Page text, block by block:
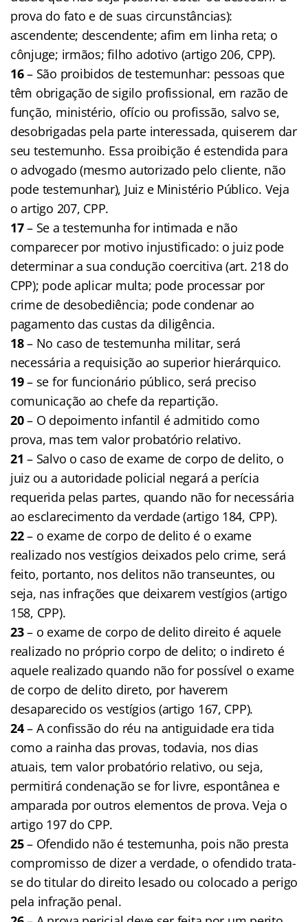
prova do fato e de suas circunstâncias):
ascendente; descendente; afim em linha reta; o
cônjuge; irmãos; filho adotivo (artigo 206, CPP).
16– São proibidos de testemunhar: pessoas que
têm obrigação de sigilo profissional, em razão de
função, ministério, ofício ou profissão, salvo se,
desobrigadas pela parte interessada, quiserem dar
seu testemunho. Essa proibição é estendida para
o advogado (mesmo autorizado pelo cliente, não
pode testemunhar), Juiz e Ministério Público. Veja
o artigo 207, CPP.
17– Se a testemunha for intimada e não
comparecer por motivo injustificado: o juiz pode
determinar a sua condução coercitiva (art. 218 do
CPP); pode aplicar multa; pode processar por
crime de desobediência; pode condenar ao
pagamento das custas da diligência.
18– No caso de testemunha militar, será
necessária a requisição ao superior hierárquico.
19– se for funcionário público, será preciso
comunicação ao chefe da repartição.
20– O depoimento infantil é admitido como
prova, mas tem valor probatório relativo.
21 – Salvo o caso de exame de corpo de delito, o
juiz ou a autoridade policial negará a perícia
requerida pelas partes, quando não for necessária
ao esclarecimento da verdade (artigo 184, CPP).
22– o exame de corpo de delito é o exame
realizado nos vestígios deixados pelo crime, será
feito, portanto, nos delitos não transeuntes, ou
seja, nas infrações que deixarem vestígios (artigo
158, CPP).
23– o exame de corpo de delito direito é aquele
realizado no próprio corpo de delito; o indireto é
aquele realizado quando não for possível o exame
de corpo de delito direto, por haverem
desaparecido os vestígios (artigo 167, CPP).
24– A confissão do réu na antiguidade era tida
como a rainha das provas, todavia, nos dias
atuais, tem valor probatório relativo, ou seja,
permitirá condenação se for livre, espontânea e
amparada por outros elementos de prova. Veja o
artigo 197 do CPP.
25– Ofendido não é testemunha, pois não presta
compromisso de dizer a verdade, o ofendido trata-
se do titular do direito lesado ou colocado a perigo
pela infração penal.